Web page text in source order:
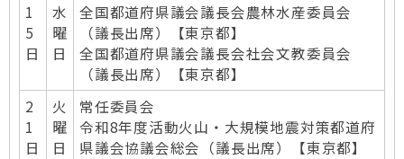
1
5
日
水
曜
日
全国都道府県議会議長会農林水産委員会
（議長出席）【東京都】
全国都道府県議会議長会社会文教委員会
（議長出席）【東京都】
2
1
日
火
曜
日
常任委員会
令和8年度活動火山・大規模地震対策都道府
県議会協議会総会（議長出席）【東京都】